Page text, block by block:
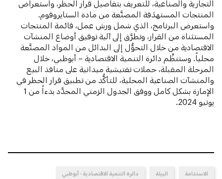
التجارية والصناعية، للتعريف بتفاصيل قرار الحظر، واستعراض
المنتجات المستهدَفة المصنَّعة من مادة الستايروفوم.
واستعرض البرنامج، الذي شمل ورش عمل، قائمة المنتجات
المستثناة من القرار، وتطرَّق إلى آلية توفيق أوضاع المنشآت
الاقتصادية من خلال التحوُّل إلى البدائل من المواد المصنَّعة
محلياً. وستنظِّم دائرة التنمية الاقتصادية – أبوظبي، خلال
المرحلة المقبلة، حملات تفتيشية ميدانية على منافذ البيع
والمنشآت الصناعية المحلية، للتأكُّد من تطبيق قرار الحظر في
الإمارة بشكل كامل ووفق الجدول الزمني المحدَّد بدءاً من 1
يونيو 2024.
الاستدامة البيئة دائرة التنمية الاقتصادية - أبوظبي